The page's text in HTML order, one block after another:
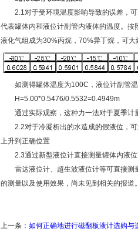
2.1对于受环境温度影响导致的误差，可
代表罐体内和液位计副管内液体的温度。
液化气组成为30%丙烷，70%异丁烷，可大
如测得罐体温度为100C，液位计副管温
H=5.00*0.5476/0.5532=0.4949m
通过实际观察，这种力一法对于夏季计
2.2对于冷凝析出的水造成的假液位，可
上升到正确位置
2.3通过新型液位计直接测量罐体内液位
雷达液位计、超生波液位计等可直接测
的测量以及使用效果，尚未见到相关的报道
上一条： 如何正确地进行磁翻板液计选购与